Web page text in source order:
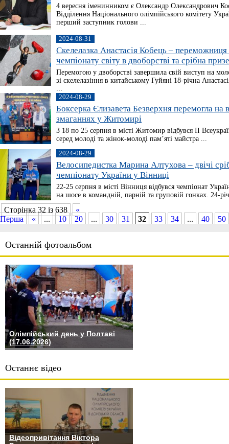
Останній фотоальбом
Олімпійський день у Полтаві
(17.06.2026)
Останнє відео
Відеопривітання Віктора
4 вересня іменинником є Олександр Олександрович
Відділення Національного олімпійського комітету
перший заступник голови ...
2024-08-31
Скелелазка Анастасія Кобець –
чемпіонату світу в двоборстві та срібна
Перемогою у двоборстві завершила свій виступ на
зі скелелазіння в китайському Гуйяні 18-річна
...
2024-08-29
Боксерка Єлизавета Безверхня перемогла на
змаганнях у Житомирі
З 18 по 25 серпня в місті Житомир відбувся ІІ
серед молоді та жінок-молоді памʼяті майстра ...
2024-08-29
Велосипедистка Марина Алтухова – двічі
чемпіонату України у Вінниці
22-25 серпня в місті Вінниця відбувся чемпіонат
на шосе в командній, парній та груповій гонках. 24-
Сторінка 32 із 638
«
Перша
« ... 10 20 ... 30 31 32 33 34 ... 40 50